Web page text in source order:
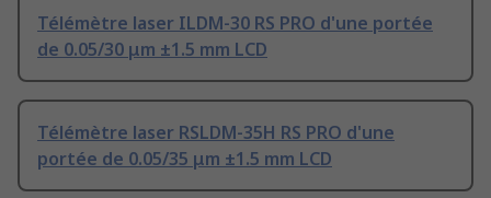
Télémètre laser ILDM-30 RS PRO d'une portée
de 0.05/30 μm ±1.5 mm LCD
Télémètre laser RSLDM-35H RS PRO d'une
portée de 0.05/35 μm ±1.5 mm LCD